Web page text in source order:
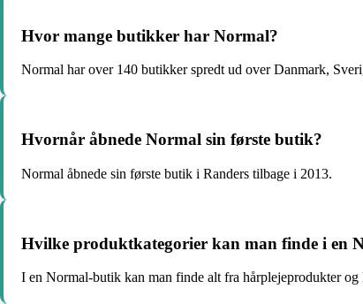
Hvor mange butikker har Normal?
Normal har over 140 butikker spredt ud over Danmark,
Hvornår åbnede Normal sin første butik?
Normal åbnede sin første butik i Randers tilbage i 2013.
Hvilke produktkategorier kan man finde i en
I en Normal-butik kan man finde alt fra hårplejeprodukter